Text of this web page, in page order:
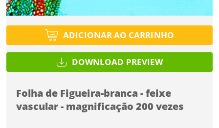
ADICIONAR AO CARRINHO
DOWNLOAD PREVIEW
Folha de Figueira-branca - feixe
vascular - magnificação 200 vezes
Utilização
Tamanho
Tipo de projeto
Formato
Você ainda não tem conta?
CADASTRE-SE
SALVAR
Li e concordo com os Termos de Uso do site
CADASTRAR
Utilização